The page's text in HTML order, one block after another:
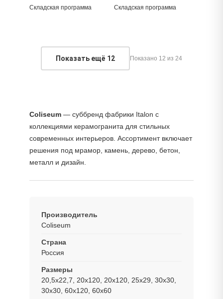
Складская программа
Складская программа
Показать ещё 12 Показано 12 из 24
Coliseum — суббренд фабрики Italon с
коллекциями керамогранита для стильных
современных интерьеров. Ассортимент включает
решения под мрамор, камень, дерево, бетон,
металл и дизайн.
Производитель
Coliseum
Страна
Россия
Размеры
20,5x22,7, 20x120, 20х120, 25x29, 30x30,
30х30, 60x120, 60x60